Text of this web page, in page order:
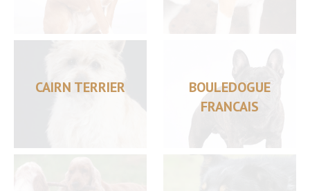
CAIRN TERRIER
BOULEDOGUE
FRANCAIS